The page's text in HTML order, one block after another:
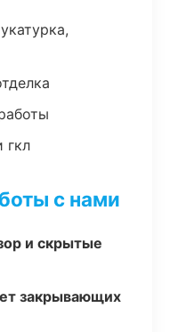
гкл
с нами
и скрытые
закрывающих